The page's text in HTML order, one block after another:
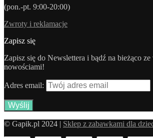
(pon.-pt. 9:00-20:00)
Zwroty i reklamacje
Zapisz się
Zapisz się do Newslettera i bądź na bieżąco
nowościami!
Adres email:
© Gapik.pl 2024 | Sklep z zabawkami dla